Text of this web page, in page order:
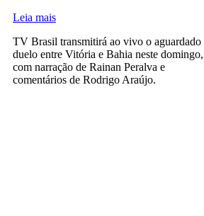
Leia mais
TV Brasil transmitirá ao vivo o aguardado
duelo entre Vitória e Bahia neste domingo,
com narração de Rainan Peralva e
comentários de Rodrigo Araújo.